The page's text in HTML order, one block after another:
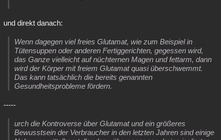
und direkt danach:
Wenn dagegen viel freies Glutamat, wie zum Beispiel in
Tütensuppen oder anderen Fertiggerichten, gegessen wird,
das Ganze vielleicht auf nüchternen Magen und fettarm, dann
wird der Körper mit freiem Glutamat quasi überschwemmt.
Das kann tatsächlich die bereits genannten
Gesundheitsprobleme fördern.
-----
urch die Kontroverse über Glutamat und ein größeres
Bewusstsein der Verbraucher in den letzten Jahren sind einige